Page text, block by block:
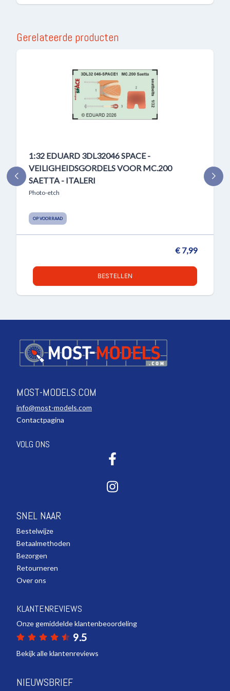
Gerelateerde producten
1:32 EDUARD 3DL32046 SPACE -
VEILIGHEIDSGORDELS VOOR MC.200
SAETTA - ITALERI
Photo-etch
OP VOORRAAD
€ 7,99
BESTELLEN
MOST-MODELS.COM
info@most-models.com
Contactpagina
VOLG ONS
SNEL NAAR
Bestelwijze
Betaalmethoden
Bezorgen
Retourneren
Over ons
KLANTENREVIEWS
Onze gemiddelde klantenbeoordeling
9.5
Bekijk alle klantenreviews
NIEUWSBRIEF